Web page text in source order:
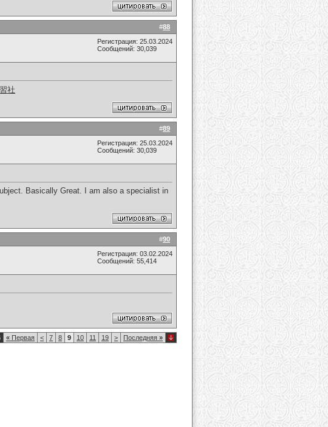
#88
Регистрация: 25.03.2024
Сообщений: 30,039
社
#89
Регистрация: 25.03.2024
Сообщений: 30,039
Basically Great. I am also a specialist in
#90
Регистрация: 03.02.2024
Сообщений: 55,414
« Первая < 7 8 9 10 11 19 > Последняя »